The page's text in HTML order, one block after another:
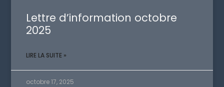
Lettre d’information octobre
2025
LIRE LA SUITE »
octobre 17, 2025